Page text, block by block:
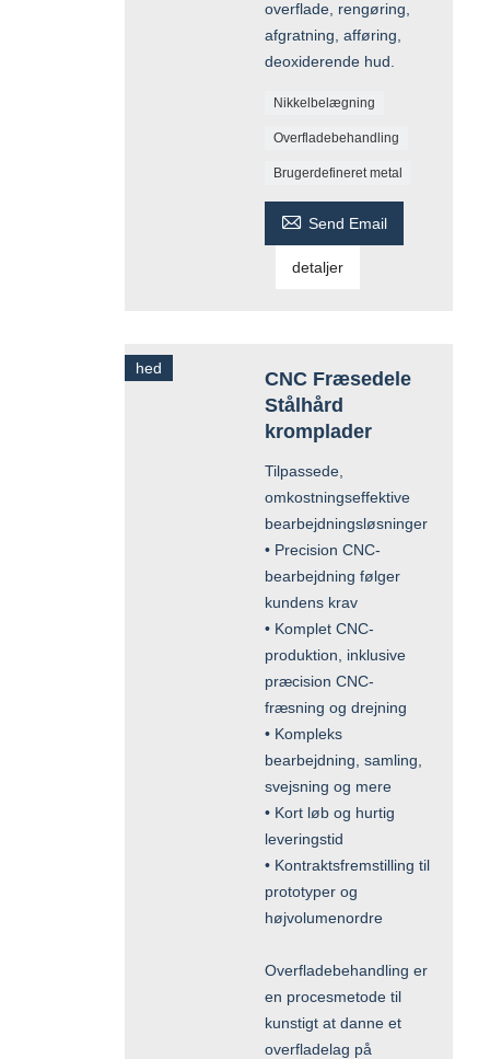
overflade, rengøring,
afgratning, afføring,
deoxiderende hud.
Nikkelbelægning
Overfladebehandling
Brugerdefineret metal
 Send Email
detaljer
hed
CNC Fræsedele
Stålhård
kromplader
Tilpassede,
omkostningseffektive
bearbejdningsløsninger
• Precision CNC-
bearbejdning følger
kundens krav
• Komplet CNC-
produktion, inklusive
præcision CNC-
fræsning og drejning
• Kompleks
bearbejdning, samling,
svejsning og mere
• Kort løb og hurtig
leveringstid
• Kontraktsfremstilling til
prototyper og
højvolumenordre
Overfladebehandling er
en procesmetode til
kunstigt at danne et
overfladelag på